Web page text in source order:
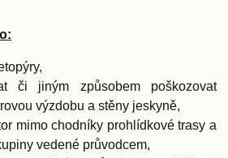
či jiným způsobem poškozovat
výzdobu a stěny jeskyně,
mimo chodníky prohlídkové trasy a
vedené průvodcem,